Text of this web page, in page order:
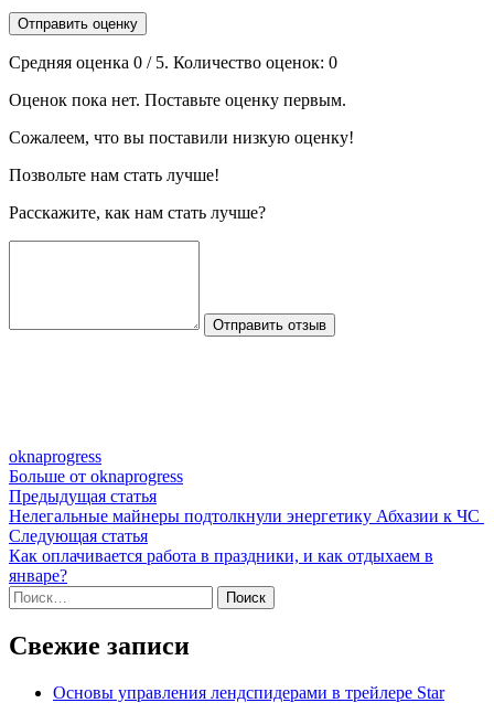
Отправить оценку
Средняя оценка 0 / 5. Количество оценок: 0
Оценок пока нет. Поставьте оценку первым.
Сожалеем, что вы поставили низкую оценку!
Позвольте нам стать лучше!
Расскажите, как нам стать лучше?
Отправить отзыв
oknaprogress
Больше от oknaprogress
Навигация
по
записям
Предыдущая статьяПредыдущая
статья:
Нелегальные майнеры подтолкнули энергетику Абхазии к ЧС
Следующая статьяСледующая
статья:
Как оплачивается работа в праздники, и как отдыхаем в
январе?
Найти:
Свежие записи
Основы управления лендспидерами в трейлере Star